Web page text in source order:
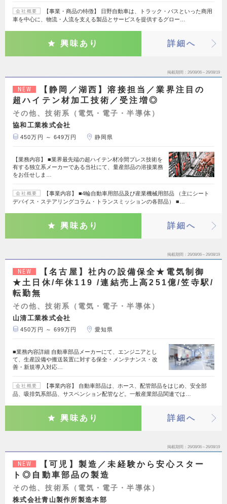
会社概要
【事業・商品の特徴】 日野自動車は、トラック・バスといった商用
車を中心に、物流・人流を支える製品とサービスを提供するグロー…
興味あり 詳細へ
掲載期間 26/08/06～26/08/19
NEW
【静岡／湖西】溶接担当／業界注目の
超ハイテン材加工技術／受注増◎
その他、技術系（電気・電子・半導体）
協和工業株式会社
450万円 ～ 649万円 静岡県
【業務内容】 ■業界最先端の超ハイテン材冷間プレス技術を
有する独立系メーカーである当社にて、量産部品の溶接業務
をお任せしま…
会社概要
【事業内容】 ■4輪自動車用部品及び産業機械用部品 （主にシート
デバイス・ステアリングコラム・トランスミッションの各部品） ■…
興味あり 詳細へ
掲載期間 26/08/06～26/08/19
NEW
【名古屋】社内の設備保全★電気制御
★土日休/年休119 /連結売上高251億/笠寺駅/
転勤無
その他、技術系（電気・電子・半導体）
山清工業株式会社
450万円 ～ 699万円 愛知県
■業務内容詳細 自動車部品メーカーにて、エンジニアとし
て、生産設備や搬送装置に対する保全・メンテナンス・改
善・新規導入対応…
会社概要
【事業内容】 自動車部品は、ホース、配管部品をはじめ、安全部
品、吸排気系部品、サスペンション配管など。一般産業部品関連では…
興味あり 詳細へ
掲載期間 26/08/06～26/08/19
NEW
【可児】製造／未経験から安心スター
ト◎自動車部品の製造
その他、技術系（電気・電子・半導体）
株式会社青山製作所製造本部